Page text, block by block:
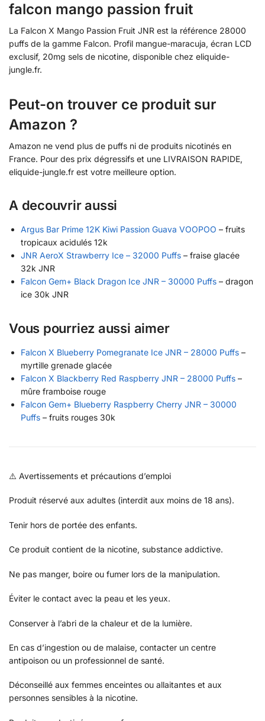
falcon mango passion fruit
La Falcon X Mango Passion Fruit JNR est la référence 28000
puffs de la gamme Falcon. Profil mangue-maracuja, écran LCD
exclusif, 20mg sels de nicotine, disponible chez eliquide-
jungle.fr.
Peut-on trouver ce produit sur
Amazon ?
Amazon ne vend plus de puffs ni de produits nicotinés en
France. Pour des prix dégressifs et une LIVRAISON RAPIDE,
eliquide-jungle.fr est votre meilleure option.
A decouvrir aussi
Argus Bar Prime 12K Kiwi Passion Guava VOOPOO – fruits
tropicaux acidulés 12k
JNR AeroX Strawberry Ice – 32000 Puffs – fraise glacée
32k JNR
Falcon Gem+ Black Dragon Ice JNR – 30000 Puffs – dragon
ice 30k JNR
Vous pourriez aussi aimer
Falcon X Blueberry Pomegranate Ice JNR – 28000 Puffs –
myrtille grenade glacée
Falcon X Blackberry Red Raspberry JNR – 28000 Puffs –
mûre framboise rouge
Falcon Gem+ Blueberry Raspberry Cherry JNR – 30000
Puffs – fruits rouges 30k
⚠️ Avertissements et précautions d’emploi
Produit réservé aux adultes (interdit aux moins de 18 ans).
Tenir hors de portée des enfants.
Ce produit contient de la nicotine, substance addictive.
Ne pas manger, boire ou fumer lors de la manipulation.
Éviter le contact avec la peau et les yeux.
Conserver à l’abri de la chaleur et de la lumière.
En cas d’ingestion ou de malaise, contacter un centre
antipoison ou un professionnel de santé.
Déconseillé aux femmes enceintes ou allaitantes et aux
personnes sensibles à la nicotine.